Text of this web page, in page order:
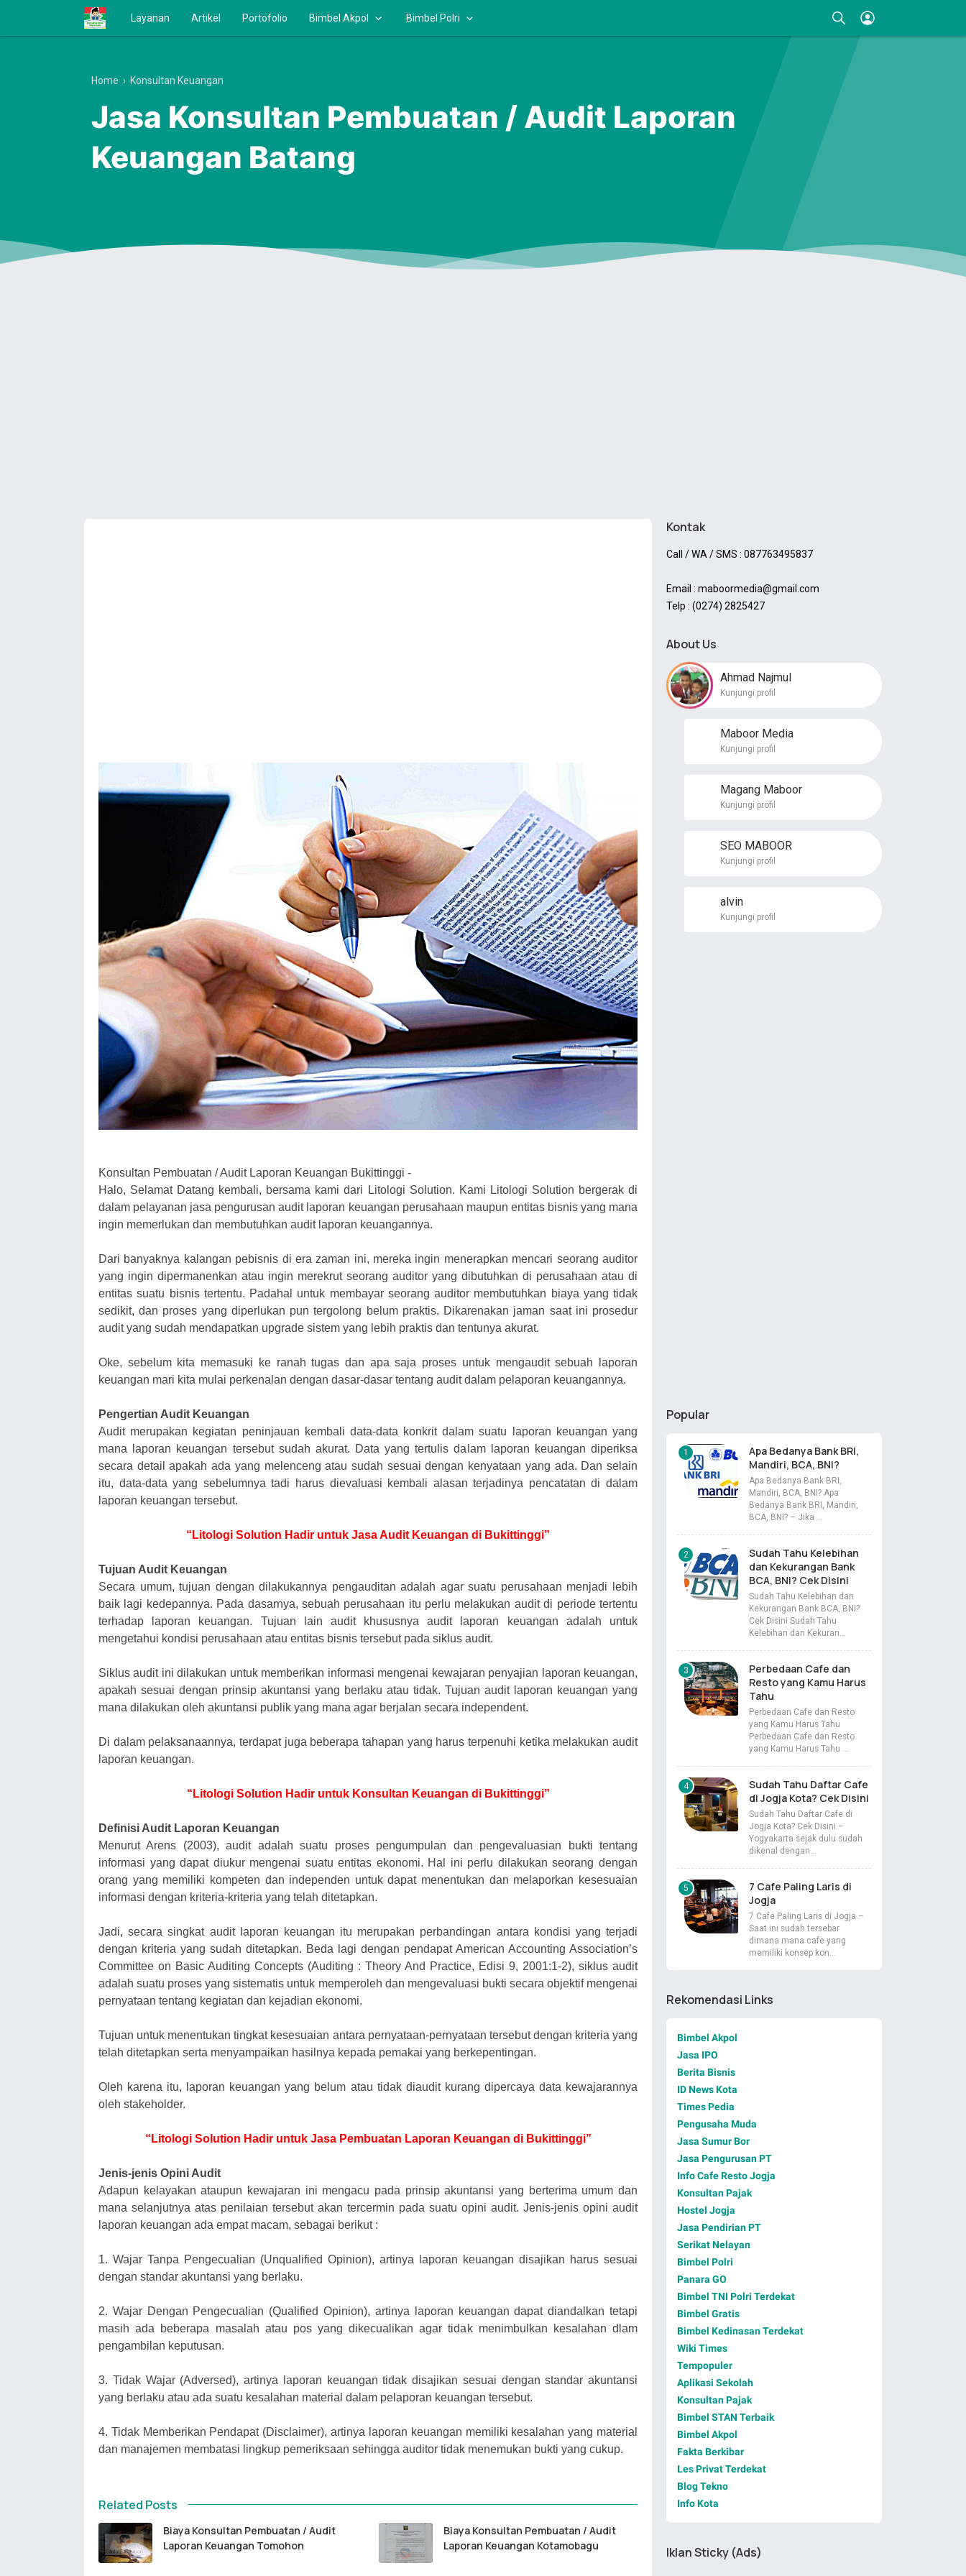
Layanan Artikel Portofolio Bimbel Akpol Bimbel Polri
Home › Konsultan Keuangan
Jasa Konsultan Pembuatan / Audit Laporan
Keuangan Batang
Konsultan Pembuatan / Audit Laporan Keuangan Bukittinggi -
Halo, Selamat Datang kembali, bersama kami dari Litologi Solution. Kami Litologi Solution bergerak di
dalam pelayanan jasa pengurusan audit laporan keuangan perusahaan maupun entitas bisnis yang mana
ingin memerlukan dan membutuhkan audit laporan keuangannya.
Dari banyaknya kalangan pebisnis di era zaman ini, mereka ingin menerapkan mencari seorang auditor
yang ingin dipermanenkan atau ingin merekrut seorang auditor yang dibutuhkan di perusahaan atau di
entitas suatu bisnis tertentu. Padahal untuk membayar seorang auditor membutuhkan biaya yang tidak
sedikit, dan proses yang diperlukan pun tergolong belum praktis. Dikarenakan jaman saat ini prosedur
audit yang sudah mendapatkan upgrade sistem yang lebih praktis dan tentunya akurat.
Oke, sebelum kita memasuki ke ranah tugas dan apa saja proses untuk mengaudit sebuah laporan
keuangan mari kita mulai perkenalan dengan dasar-dasar tentang audit dalam pelaporan keuangannya.
Pengertian Audit Keuangan
Audit merupakan kegiatan peninjauan kembali data-data konkrit dalam suatu laporan keuangan yang
mana laporan keuangan tersebut sudah akurat. Data yang tertulis dalam laporan keuangan diperiksa
secara detail apakah ada yang melenceng atau sudah sesuai dengan kenyataan yang ada. Dan selain
itu, data-data yang sebelumnya tadi harus dievaluasi kembali alasan terjadinya pencatatan di dalam
laporan keuangan tersebut.
“Litologi Solution Hadir untuk Jasa Audit Keuangan di Bukittinggi”
Tujuan Audit Keuangan
Secara umum, tujuan dengan dilakukannya pengauditan adalah agar suatu perusahaan menjadi lebih
baik lagi kedepannya. Pada dasarnya, sebuah perusahaan itu perlu melakukan audit di periode tertentu
terhadap laporan keuangan. Tujuan lain audit khususnya audit laporan keuangan adalah untuk
mengetahui kondisi perusahaan atau entitas bisnis tersebut pada siklus audit.
Siklus audit ini dilakukan untuk memberikan informasi mengenai kewajaran penyajian laporan keuangan,
apakah sesuai dengan prinsip akuntansi yang berlaku atau tidak. Tujuan audit laporan keuangan yang
mana dilakukan oleh akuntansi publik yang mana agar berjalan secara independent.
Di dalam pelaksanaannya, terdapat juga beberapa tahapan yang harus terpenuhi ketika melakukan audit
laporan keuangan.
“Litologi Solution Hadir untuk Konsultan Keuangan di Bukittinggi”
Definisi Audit Laporan Keuangan
Menurut Arens (2003), audit adalah suatu proses pengumpulan dan pengevaluasian bukti tentang
informasi yang dapat diukur mengenai suatu entitas ekonomi. Hal ini perlu dilakukan seorang dengan
orang yang memiliki kompeten dan independen untuk dapat menentukan dan melaporkan kesesuaian
informasi dengan kriteria-kriteria yang telah ditetapkan.
Jadi, secara singkat audit laporan keuangan itu merupakan perbandingan antara kondisi yang terjadi
dengan kriteria yang sudah ditetapkan. Beda lagi dengan pendapat American Accounting Association’s
Committee on Basic Auditing Concepts (Auditing : Theory And Practice, Edisi 9, 2001:1-2), siklus audit
adalah suatu proses yang sistematis untuk memperoleh dan mengevaluasi bukti secara objektif mengenai
pernyataan tentang kegiatan dan kejadian ekonomi.
Tujuan untuk menentukan tingkat kesesuaian antara pernyataan-pernyataan tersebut dengan kriteria yang
telah ditetapkan serta menyampaikan hasilnya kepada pemakai yang berkepentingan.
Oleh karena itu, laporan keuangan yang belum atau tidak diaudit kurang dipercaya data kewajarannya
oleh stakeholder.
“Litologi Solution Hadir untuk Jasa Pembuatan Laporan Keuangan di Bukittinggi”
Jenis-jenis Opini Audit
Adapun kelayakan ataupun kewajaran ini mengacu pada prinsip akuntansi yang berterima umum dan
mana selanjutnya atas penilaian tersebut akan tercermin pada suatu opini audit. Jenis-jenis opini audit
laporan keuangan ada empat macam, sebagai berikut :
1. Wajar Tanpa Pengecualian (Unqualified Opinion), artinya laporan keuangan disajikan harus sesuai
dengan standar akuntansi yang berlaku.
2. Wajar Dengan Pengecualian (Qualified Opinion), artinya laporan keuangan dapat diandalkan tetapi
masih ada beberapa masalah atau pos yang dikecualikan agar tidak menimbulkan kesalahan dlam
pengambilan keputusan.
3. Tidak Wajar (Adversed), artinya laporan keuangan tidak disajikan sesuai dengan standar akuntansi
yang berlaku atau ada suatu kesalahan material dalam pelaporan keuangan tersebut.
4. Tidak Memberikan Pendapat (Disclaimer), artinya laporan keuangan memiliki kesalahan yang material
dan manajemen membatasi lingkup pemeriksaan sehingga auditor tidak menemukan bukti yang cukup.
Related Posts
Biaya Konsultan Pembuatan / Audit
Laporan Keuangan Tomohon
Biaya Konsultan Pembuatan / Audit
Laporan Keuangan Kotamobagu
Kontak
Call / WA / SMS : 087763495837
Email : maboormedia@gmail.com
Telp : (0274) 2825427
About Us
Ahmad Najmul
Kunjungi profil
Maboor Media
Kunjungi profil
Magang Maboor
Kunjungi profil
SEO MABOOR
Kunjungi profil
alvin
Kunjungi profil
Popular
Apa Bedanya Bank BRI,
Mandiri, BCA, BNI?
Apa Bedanya Bank BRI,
Mandiri, BCA, BNI? Apa
Bedanya Bank BRI, Mandiri,
BCA, BNI? – Jika …
Sudah Tahu Kelebihan
dan Kekurangan Bank
BCA, BNI? Cek Disini
Sudah Tahu Kelebihan dan
Kekurangan Bank BCA, BNI?
Cek Disini Sudah Tahu
Kelebihan dan Kekuran…
Perbedaan Cafe dan
Resto yang Kamu Harus
Tahu
Perbedaan Cafe dan Resto
yang Kamu Harus Tahu
Perbedaan Cafe dan Resto
yang Kamu Harus Tahu …
Sudah Tahu Daftar Cafe
di Jogja Kota? Cek Disini
Sudah Tahu Daftar Cafe di
Jogja Kota? Cek Disini –
Yogyakarta sejak dulu sudah
dikenal dengan…
7 Cafe Paling Laris di
Jogja
7 Cafe Paling Laris di Jogja –
Saat ini sudah tersebar
dimana mana cafe yang
memiliki konsep kon…
Rekomendasi Links
Bimbel Akpol
Jasa IPO
Berita Bisnis
ID News Kota
Times Pedia
Pengusaha Muda
Jasa Sumur Bor
Jasa Pengurusan PT
Info Cafe Resto Jogja
Konsultan Pajak
Hostel Jogja
Jasa Pendirian PT
Serikat Nelayan
Bimbel Polri
Panara GO
Bimbel TNI Polri Terdekat
Bimbel Gratis
Bimbel Kedinasan Terdekat
Wiki Times
Tempopuler
Aplikasi Sekolah
Konsultan Pajak
Bimbel STAN Terbaik
Bimbel Akpol
Fakta Berkibar
Les Privat Terdekat
Blog Tekno
Info Kota
Iklan Sticky (Ads)